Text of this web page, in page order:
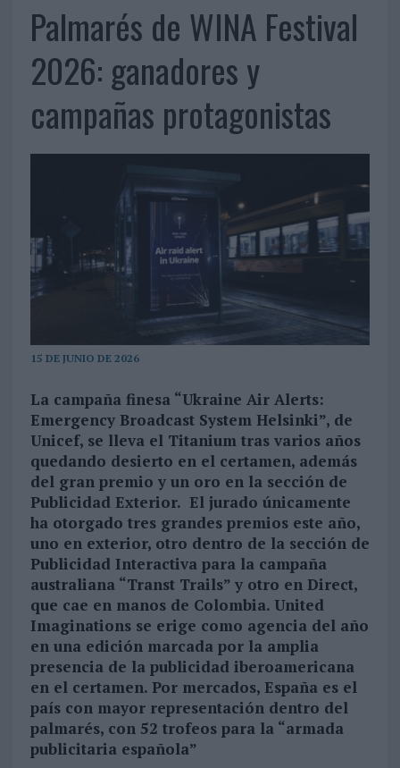
Palmarés de WINA Festival
2026: ganadores y
campañas protagonistas
15 DE JUNIO DE 2026
La campaña finesa “Ukraine Air Alerts:
Emergency Broadcast System Helsinki”, de
Unicef, se lleva el Titanium tras varios años
quedando desierto en el certamen, además
del gran premio y un oro en la sección de
Publicidad Exterior. El jurado únicamente
ha otorgado tres grandes premios este año,
uno en exterior, otro dentro de la sección de
Publicidad Interactiva para la campaña
australiana “Transt Trails” y otro en Direct,
que cae en manos de Colombia. United
Imaginations se erige como agencia del año
en una edición marcada por la amplia
presencia de la publicidad iberoamericana
en el certamen. Por mercados, España es el
país con mayor representación dentro del
palmarés, con 52 trofeos para la “armada
publicitaria española”